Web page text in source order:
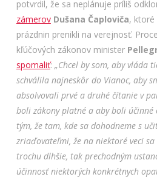
potvrdil, že sa neplánuje príliš
zámerov Dušana Čaploviča, ktoré
prázdnin prenikli na verejnosť.
kľúčových zákonov minister
spomaliť: „Chcel by som, aby vláda
schválila najneskôr do Vianoc, aby
absolvovali prvé a druhé čítanie v
boli zákony platné a aby boli účinné
tým, že tam, kde sa dohodneme s
zriaďovateľmi, že na niektoré veci
trochu dlhšie, tak prechodným
účinnosť niektorých konkrétnych